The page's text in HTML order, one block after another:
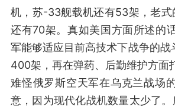
机，苏-33舰载机还有53架，老
还有70架。真如美国方面所述的
军能够适应目前高技术下战争的战
400架，再在弹药、后勤维护方面
难怪俄罗斯空天军在乌克兰战场
意，因为现代化战机数量太少了